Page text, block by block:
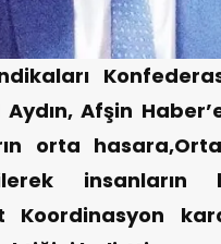
Afşin
orta
insanların